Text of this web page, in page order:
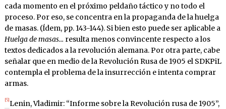
cada momento en el próximo peldaño táctico y no todo el
proceso. Por eso, se concentra en la propaganda de la huelga
de masas. (Ídem, pp. 143-144). Si bien esto puede ser aplicable a
Huelga de masas… resulta menos convincente respecto a los
textos dedicados a la revolución alemana. Por otra parte, cabe
señalar que en medio de la Revolución Rusa de 1905 el SDKPiL
contempla el problema de la insurrección e intenta comprar
armas.
[5] Lenin, Vladimir: “Informe sobre la Revolución rusa de 1905”,